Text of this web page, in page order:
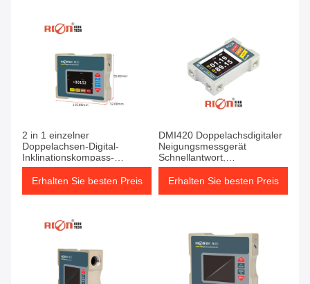
2 in 1 einzelner
Doppelachsen-Digital-
Inklinationskompass-
Industrie unter Verwendung
des Millimeter-Neigungs-
Erhalten Sie besten Preis
DMI420 Doppelachsdigitaler
Neigungsmessgerät
Schnellantwort,
Datenspeicherung,
kalibrierbar
Erhalten Sie besten Preis